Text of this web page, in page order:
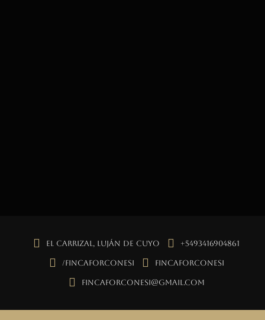
El Carrizal, Luján de Cuyo +5493416904861
/fincaforconesi fincaforconesi
fincaforconesi@gmail.com